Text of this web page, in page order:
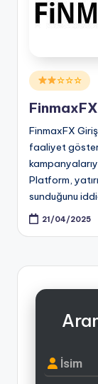
Posted
in
☆☆☆
FinmaxFX
faaliyet
Platform,
sunduğunu
21/04/2025
İsim